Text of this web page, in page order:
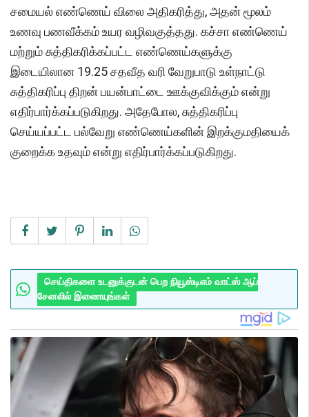
சமையல் எண்ணெய் விலை அதிகரித்து, அதன் மூலம்
உணவு பணவீக்கம் உயர வழிவகுத்தது. கச்சா எண்ணெய்
மற்றும் சுத்திகரிக்கப்பட்ட எண்ணெய்களுக்கு
இடையிலான 19.25 சதவீத வரி வேறுபாடு உள்நாட்டு
சுத்திகரிப்பு திறன் பயன்பாட்டை ஊக்குவிக்கும் என்று
எதிர்பார்க்கப்படுகிறது. அதேபோல, சுத்திகரிப்பு
செய்யப்பட்ட பல்வேறு எண்ணெய்களின் இறக்குமதியைக்
குறைக்க உதவும் என்று எதிர்பார்க்கப்படுகிறது.
செய்திகளை உடனுக்குடன் பெற நியூஸ்டிஎம் வாட்ஸ் ஆப்
சேனலில் இணையுங்கள்